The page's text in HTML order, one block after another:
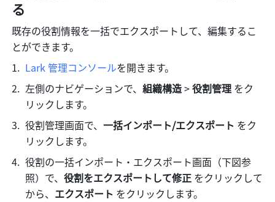
る
既存の役割情報を一括でエクスポートして、編集するこ
とができます。
Lark 管理コンソールを開きます。
左側のナビゲーションで、組織構造 > 役割管理 をク
リックします。
役割管理画面で、一括インポート/エクスポート をク
リックします。
役割の一括インポート・エクスポート画面（下図参
照）で、役割をエクスポートして修正 をクリックして
から、 エクスポート をクリックします。